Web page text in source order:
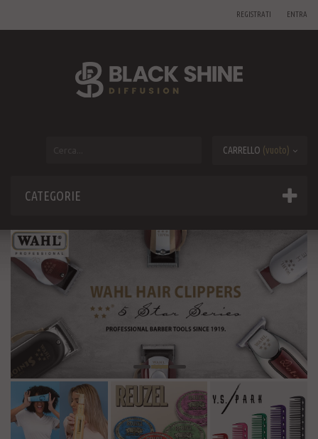
ENTRA
REGISTRATI
CARRELLO (vuoto)
CATEGORIE